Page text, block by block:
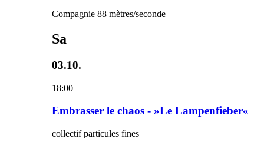
Compagnie 88 mètres/seconde
Sa
03.10.
18:00
Embrasser le chaos - »Le Lampenfieber«
collectif particules fines